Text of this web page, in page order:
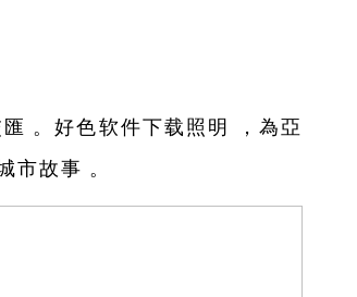
。好色软件下载照明，為亞
故事。